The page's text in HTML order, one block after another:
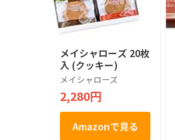
メイシャローズ 20枚
入 (クッキー)
メイシャローズ
2,280円
Amazonで見る